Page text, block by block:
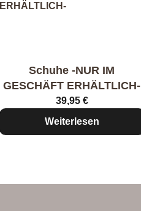
Schuhe -NUR IM
GESCHÄFT ERHÄLTLICH-
39,95 €
Weiterlesen